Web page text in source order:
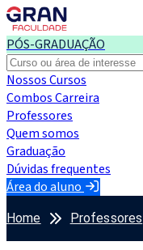
PÓS-GRADUAÇÃO
Nossos Cursos
Combos Carreira
Professores
Quem somos
Graduação
Dúvidas frequentes
Área do aluno
Home Professores